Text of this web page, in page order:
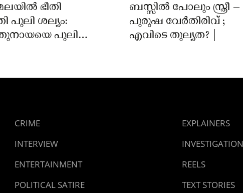
ഭീതി
പുലി ശല്യം:
പുലി
ബസ്സിൽ പോലും സ്ത്രീ –
പുരുഷ വേർതിരിവ് ;
എവിടെ തുല്യത? |
CRIME
INTERVIEW
ENTERTAINMENT
POLITICAL SATIRE
EXPLAINERS
INVESTIGATION
REELS
TEXT STORIES